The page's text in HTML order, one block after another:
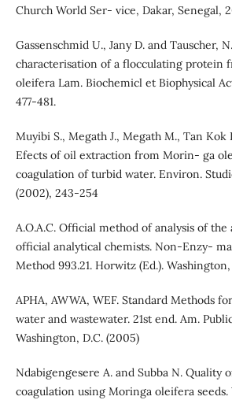
Church World Ser- vice, Dakar, Senegal,
Gassenschmid U., Jany D. and Tauscher,
characterisation of a flocculating protein
oleifera Lam. Biochemicl et Biophysical
477-481.
Muyibi S., Megath J., Megath M., Tan Kok
Efects of oil extraction from Morin- ga
coagulation of turbid water. Environ.
(2002), 243-254
A.O.A.C. Official method of analysis of the
official analytical chemists. Non-Enzy-
Method 993.21. Horwitz (Ed.). Washington,
APHA, AWWA, WEF. Standard Methods
water and wastewater. 21st end. Am.
Washington, D.C. (2005)
Ndabigengesere A. and Subba N. Quality
coagulation using Moringa oleifera seeds.